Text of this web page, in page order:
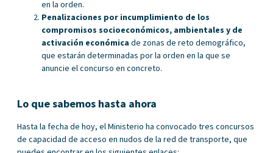
en la orden.
Penalizaciones por incumplimiento de los
compromisos socioeconómicos, ambientales y de
activación económica de zonas de reto demográfico,
que estarán determinadas por la orden en la que se
anuncie el concurso en concreto.
Lo que sabemos hasta ahora
Hasta la fecha de hoy, el Ministerio ha convocado tres concursos
de capacidad de acceso en nudos de la red de transporte, que